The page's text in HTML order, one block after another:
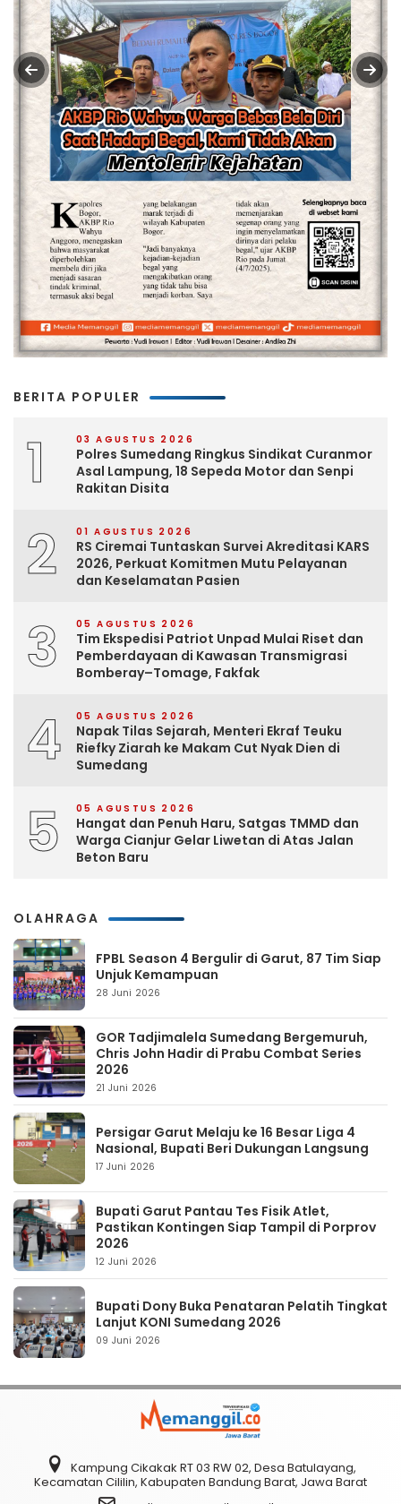
BERITA POPULER
1 03 AGUSTUS 2026
Polres Sumedang Ringkus Sindikat Curanmor
Asal Lampung, 18 Sepeda Motor dan Senpi
Rakitan Disita
2 01 AGUSTUS 2026
RS Ciremai Tuntaskan Survei Akreditasi KARS
2026, Perkuat Komitmen Mutu Pelayanan
dan Keselamatan Pasien
3 05 AGUSTUS 2026
Tim Ekspedisi Patriot Unpad Mulai Riset dan
Pemberdayaan di Kawasan Transmigrasi
Bomberay–Tomage, Fakfak
4 05 AGUSTUS 2026
Napak Tilas Sejarah, Menteri Ekraf Teuku
Riefky Ziarah ke Makam Cut Nyak Dien di
Sumedang
5 05 AGUSTUS 2026
Hangat dan Penuh Haru, Satgas TMMD dan
Warga Cianjur Gelar Liwetan di Atas Jalan
Beton Baru
OLAHRAGA
FPBL Season 4 Bergulir di Garut, 87 Tim Siap
Unjuk Kemampuan
28 Juni 2026
GOR Tadjimalela Sumedang Bergemuruh,
Chris John Hadir di Prabu Combat Series
2026
21 Juni 2026
Persigar Garut Melaju ke 16 Besar Liga 4
Nasional, Bupati Beri Dukungan Langsung
17 Juni 2026
Bupati Garut Pantau Tes Fisik Atlet,
Pastikan Kontingen Siap Tampil di Porprov
2026
12 Juni 2026
Bupati Dony Buka Penataran Pelatih Tingkat
Lanjut KONI Sumedang 2026
09 Juni 2026
Kampung Cikakak RT 03 RW 02, Desa Batulayang,
Kecamatan Cililin, Kabupaten Bandung Barat, Jawa Barat